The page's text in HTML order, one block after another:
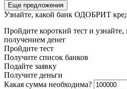
Еще предложения
Узнайте, какой банк ОДОБРИТ
Пройдите короткий тест и узнайте,
получением денег
Пройдите тест
Получите список банков
Подайте заявку
Получите деньги
Какая сумма необходима?